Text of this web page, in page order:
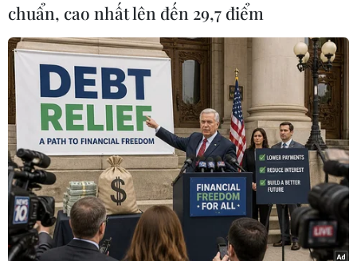
truyền, giải thích đường lối, chủ trương của
Đảng và Chính phủ, cho nên phải có tính chất
quần chúng và tinh thần chiến đấu."
Do đó, tất cả mọi người làm báo, bao gồm người
viết, người in, người biên tập, người phát
hành… phải có lập trường tư tưởng chính trị
vững vàng, phải tự chủ, có đường lối chính trị
đúng đắn gắn với những công việc khác.
chuẩn, cao nhất lên đến 29,7 điểm